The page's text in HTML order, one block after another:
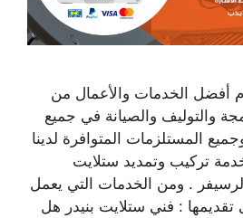
أفضل الخدمات والأعمال من
والتوليف والصيانة في جميع
المستلزمات المتوافرة لدينا
تركيب وتمديد ستلايت
. ومن الخدمات التي يعمل
تقديمها : فني ستلايت بنيدر هل